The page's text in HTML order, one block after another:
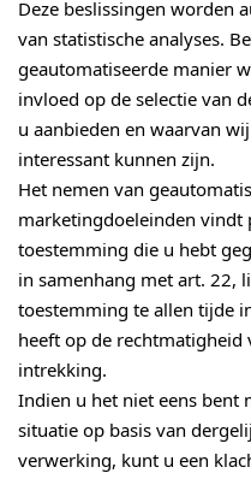
Deze beslissingen worden
van statistische analyses.
geautomatiseerde manier
invloed op de selectie van
u aanbieden en waarvan
interessant kunnen zijn.
Het nemen van
marketingdoeleinden vindt
toestemming die u hebt
in samenhang met art. 22,
toestemming te allen tijde
heeft op de
intrekking.
Indien u het niet eens bent
situatie op basis van
verwerking, kunt u een